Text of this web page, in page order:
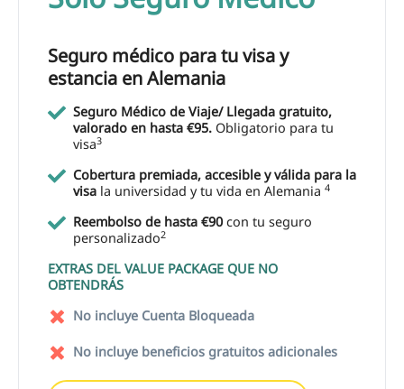
Seguro médico para tu visa y
estancia en Alemania
Seguro Médico de Viaje/ Llegada gratuito,
valorado en hasta €95. Obligatorio para tu
visa3
Cobertura premiada, accesible y válida para la
visa la universidad y tu vida en Alemania 4
Reembolso de hasta €90con tu seguro
personalizado2
EXTRAS DEL VALUE PACKAGE QUE NO
OBTENDRÁS
No incluye Cuenta Bloqueada
No incluye beneficios gratuitos adicionales